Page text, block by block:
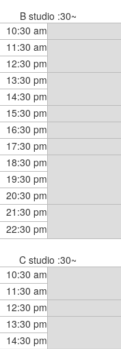
B studio :30~
10:30 am
11:30 am
12:30 pm
13:30 pm
14:30 pm
15:30 pm
16:30 pm
17:30 pm
18:30 pm
19:30 pm
20:30 pm
21:30 pm
22:30 pm
C studio :30~
10:30 am
11:30 am
12:30 pm
13:30 pm
14:30 pm